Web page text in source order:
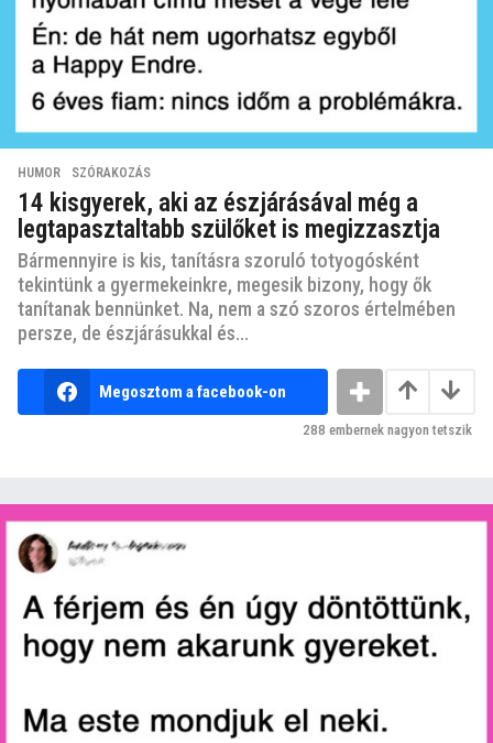
HUMOR ,SZÓRAKOZÁS
14 kisgyerek, aki az észjárásával még a
legtapasztaltabb szülőket is megizzasztja
Bármennyire is kis, tanításra szoruló totyogósként
tekintünk a gyermekeinkre, megesik bizony, hogy ők
tanítanak bennünket. Na, nem a szó szoros értelmében
persze, de észjárásukkal és...
Megosztom a facebook-on
288 embernek nagyon tetszik